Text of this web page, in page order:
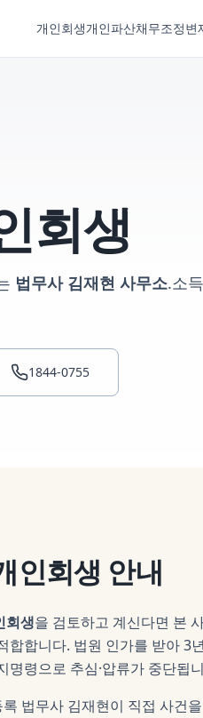
개인회생개인파산채무조정변
회생
법무사 김재현 사무소.소
1844-0755
인회생 안내
회생을 검토하고 계신다면 본
합합니다. 법원 인가를 받아
명령으로 추심·압류가 중단됩
록 법무사 김재현이 직접 사건